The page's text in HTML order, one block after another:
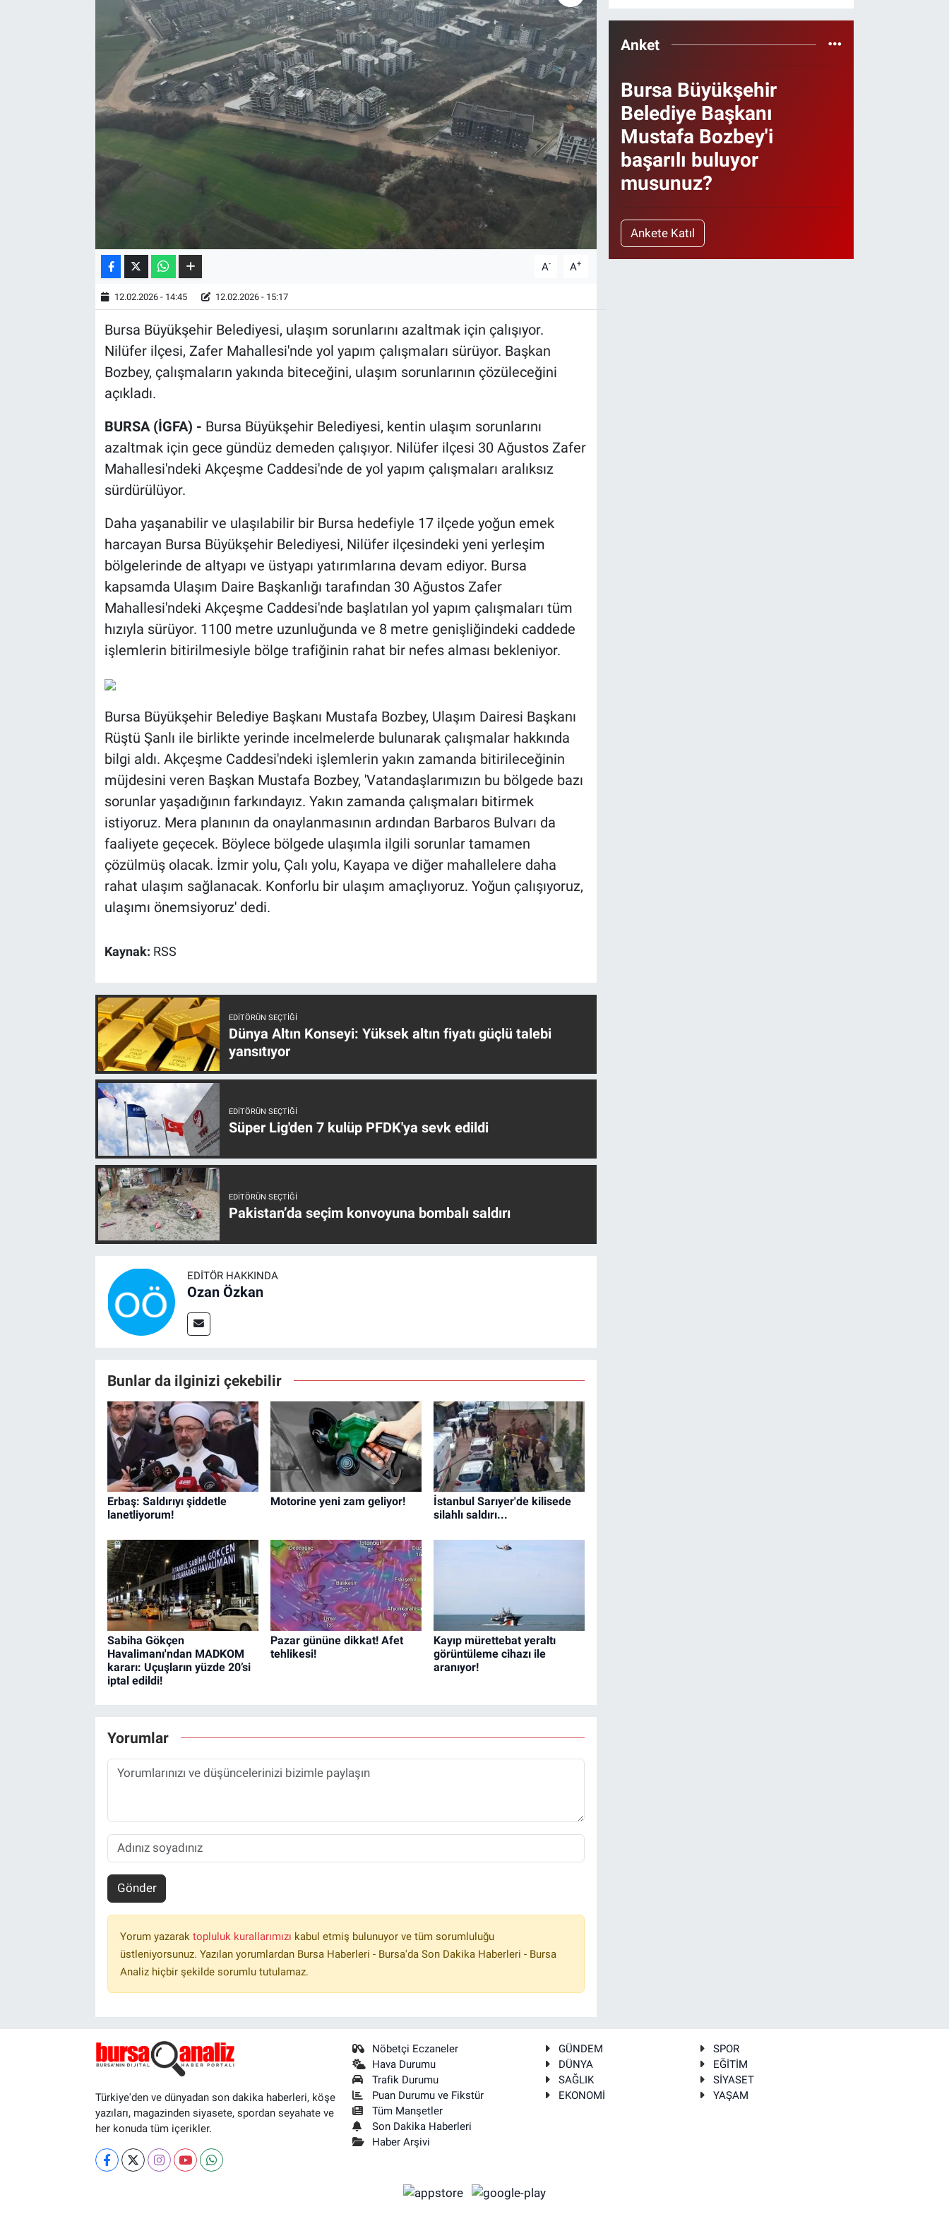
A- A+
12.02.2026 - 14:45 12.02.2026 - 15:17
Bursa Büyükşehir Belediyesi, ulaşım sorunlarını azaltmak için çalışıyor.
Nilüfer ilçesi, Zafer Mahallesi'nde yol yapım çalışmaları sürüyor. Başkan
Bozbey, çalışmaların yakında biteceğini, ulaşım sorunlarının çözüleceğini
açıkladı.
BURSA (İGFA) - Bursa Büyükşehir Belediyesi, kentin ulaşım sorunlarını
azaltmak için gece gündüz demeden çalışıyor. Nilüfer ilçesi 30 Ağustos Zafer
Mahallesi'ndeki Akçeşme Caddesi'nde de yol yapım çalışmaları aralıksız
sürdürülüyor.
Daha yaşanabilir ve ulaşılabilir bir Bursa hedefiyle 17 ilçede yoğun emek
harcayan Bursa Büyükşehir Belediyesi, Nilüfer ilçesindeki yeni yerleşim
bölgelerinde de altyapı ve üstyapı yatırımlarına devam ediyor. Bursa
kapsamda Ulaşım Daire Başkanlığı tarafından 30 Ağustos Zafer
Mahallesi'ndeki Akçeşme Caddesi'nde başlatılan yol yapım çalışmaları tüm
hızıyla sürüyor. 1100 metre uzunluğunda ve 8 metre genişliğindeki caddede
işlemlerin bitirilmesiyle bölge trafiğinin rahat bir nefes alması bekleniyor.
Bursa Büyükşehir Belediye Başkanı Mustafa Bozbey, Ulaşım Dairesi Başkanı
Rüştü Şanlı ile birlikte yerinde incelmelerde bulunarak çalışmalar hakkında
bilgi aldı. Akçeşme Caddesi'ndeki işlemlerin yakın zamanda bitirileceğinin
müjdesini veren Başkan Mustafa Bozbey, 'Vatandaşlarımızın bu bölgede bazı
sorunlar yaşadığının farkındayız. Yakın zamanda çalışmaları bitirmek
istiyoruz. Mera planının da onaylanmasının ardından Barbaros Bulvarı da
faaliyete geçecek. Böylece bölgede ulaşımla ilgili sorunlar tamamen
çözülmüş olacak. İzmir yolu, Çalı yolu, Kayapa ve diğer mahallelere daha
rahat ulaşım sağlanacak. Konforlu bir ulaşım amaçlıyoruz. Yoğun çalışıyoruz,
ulaşımı önemsiyoruz' dedi.
Kaynak: RSS
EDITÖRÜN SEÇTIĞI
Dünya Altın Konseyi: Yüksek altın fiyatı güçlü talebi
yansıtıyor
EDITÖRÜN SEÇTIĞI
Süper Lig'den 7 kulüp PFDK'ya sevk edildi
EDITÖRÜN SEÇTIĞI
Pakistan’da seçim konvoyuna bombalı saldırı
EDITÖR HAKKINDA
Ozan Özkan
Bunlar da ilginizi çekebilir
Erbaş: Saldırıyı şiddetle
lanetliyorum!
Motorine yeni zam geliyor!
İstanbul Sarıyer'de kilisede
silahlı saldırı...
Sabiha Gökçen
Havalimanı'ndan MADKOM
kararı: Uçuşların yüzde 20’si
iptal edildi!
Pazar gününe dikkat! Afet
tehlikesi!
Kayıp mürettebat yeraltı
görüntüleme cihazı ile
aranıyor!
Yorumlar
Gönder
Yorum yazarak topluluk kurallarımızı kabul etmiş bulunuyor ve tüm sorumluluğu
üstleniyorsunuz. Yazılan yorumlardan Bursa Haberleri - Bursa'da Son Dakika Haberleri - Bursa
Analiz hiçbir şekilde sorumlu tutulamaz.
Anket
Bursa Büyükşehir
Belediye Başkanı
Mustafa Bozbey'i
başarılı buluyor
musunuz?
Ankete Katıl
Türkiye'den ve dünyadan son dakika haberleri, köşe
yazıları, magazinden siyasete, spordan seyahate ve
her konuda tüm içerikler.
Nöbetçi Eczaneler
Hava Durumu
Trafik Durumu
Puan Durumu ve Fikstür
Tüm Manşetler
Son Dakika Haberleri
Haber Arşivi
GÜNDEM
SPOR
DÜNYA
EĞİTİM
SAĞLIK
SİYASET
EKONOMİ
YAŞAM